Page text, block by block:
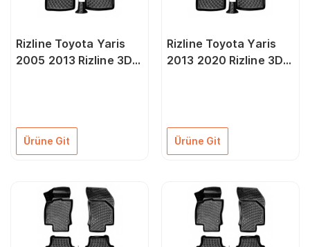
Rizline Toyota Yaris
2005 2013 Rizline 3D
Ürüne Git
Rizline Toyota Yaris
2013 2020 Rizline 3D
Ürüne Git